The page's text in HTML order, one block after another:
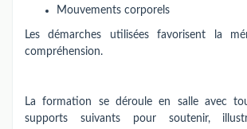
Mouvements corporels
Les démarches utilisées favorisent la
compréhension.
La formation se déroule en salle avec
supports suivants pour soutenir,